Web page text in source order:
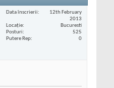
Data înscrierii
12th February
2013
Locaţie
Bucuresti
Posturi
525
Putere Rep
0